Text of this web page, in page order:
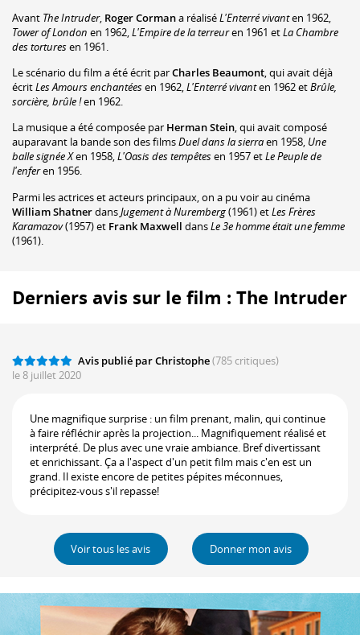
Avant The Intruder, Roger Cormana réaliséL'Enterré vivanten 1962,
Tower of London en 1962, L'Empire de la terreuren 1961 etLa Chambre
des torturesen 1961.
Le scénario du film a été écrit parCharles Beaumont, qui avait déjà
écritLes Amours enchantéesen 1962,L'Enterré vivanten 1962 etBrûle,
sorcière, brûle !en 1962.
La musique a été composée par Herman Stein, qui avait composé
auparavant la bande son des filmsDuel dans la sierraen 1958, Une
balle signée Xen 1958,L'Oasis des tempêtesen 1957 etLe Peuple de
l'enferen 1956.
Parmi les actrices et acteurs principaux, on a pu voir au cinéma
William ShatnerdansJugement à Nuremberg(1961) etLes Frères
Karamazov(1957) et Frank Maxwell dansLe 3e homme était une femme
(1961).
Derniers avis sur le film : The Intruder
Avis publié par Christophe(785 critiques)
le 8 juillet 2020
Une magnifique surprise : un film prenant, malin, qui continue
à faire réfléchir après la projection... Magnifiquement réalisé et
interprété. De plus avec une vraie ambiance. Bref divertissant
et enrichissant. Ça a l'aspect d'un petit film mais c'en est un
grand. Il existe encore de petites pépites méconnues,
précipitez-vous s'il repasse!
Voir tous les avis Donner mon avis